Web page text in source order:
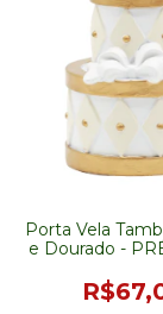
Porta Vela
e Dourado -